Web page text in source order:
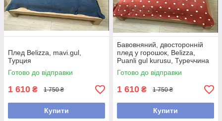
Плед Belizza, mavi.gul,
Турция
Готово до відправки
1 610 ₴ 1 750 ₴
Купити
Бавовняний, двосторонній
плед у горошок, Belizza,
Puanli gul kurusu, Туреччина
Готово до відправки
1 610 ₴ 1 750 ₴
Купити